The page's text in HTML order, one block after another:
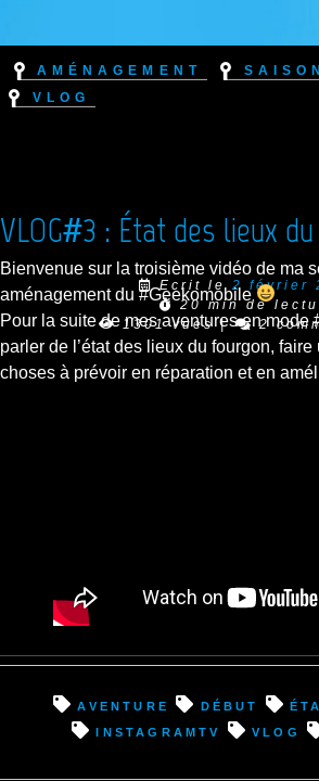
Aménagement
VLOG
VLOG#3 : État des lieux
Ecrit le 2 février
20 min de
1301 vues | 2
Bienvenue sur la troisième vidéo de ma
aménagement du #Geekomobile
Pour la suite de mes aventures en mode
parler de l’état des lieux du fourgon,
choses à prévoir en réparation et en
aventure début
InstagramTV
vlog